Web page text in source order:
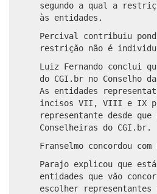
segundo a qual
a
às entidades.
Percival contribuiu
restrição não é
Luiz Fernando conclui
do CGI.br no Conselho
As entidades
incisos VII, VIII e IX
representante desde que
Conselheiras do CGI.br.
Franselmo concordou
Parajo explicou que
entidades que vão
escolher representantes